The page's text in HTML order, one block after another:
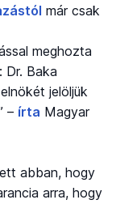
már csak
meghozta
Baka
jelöljük
– írta Magyar
abban, hogy
arra, hogy